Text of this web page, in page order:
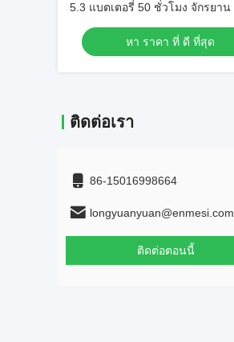
5.3 แบตเตอรี่ 50 ชั่วโมง จักรยาน
หา ราคา ที่ ดี ที่สุด
ติดต่อเรา
86-15016998664
longyuanyuan@enmesi.com
ติดต่อตอนนี้